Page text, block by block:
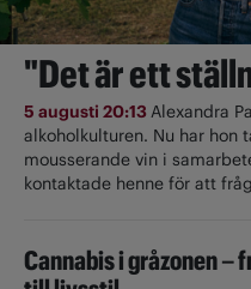
"Det är ett
5 augusti 20:13Alexandra
alkoholkulturen. Nu har
mousserande vin i
kontaktade henne för att
Cannabis i gråzonen –